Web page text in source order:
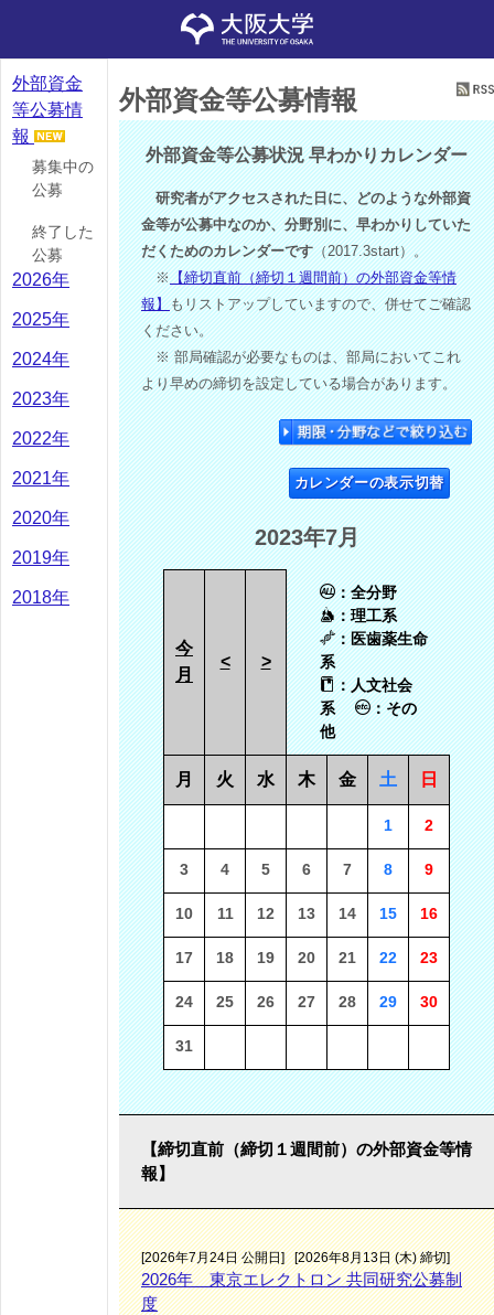
外部資金
等公募情
報
募集中の
公募
終了した
公募
2026年
2025年
2024年
2023年
2022年
2021年
2020年
2019年
2018年
外部資金等公募情報
外部資金等公募状況 早わかりカレンダー
研究者がアクセスされた日に、どのような外部資
金等が公募中なのか、分野別に、早わかりしていた
だくためのカレンダーです（2017.3start）。
※【締切直前（締切１週間前）の外部資金等情
報】もリストアップしていますので、併せてご確認
ください。
※ 部局確認が必要なものは、部局においてこれ
より早めの締切を設定している場合があります。
カレンダーの表示切替
2023年7月
今
月
< >
：全分野
：理工系
：医歯薬生命
系
：人文社会
系
：その
他
月 火 水 木 金 土 日
1 2
3 4 5 6 7 8 9
10 11 12 13 14 15 16
17 18 19 20 21 22 23
24 25 26 27 28 29 30
31
【締切直前（締切１週間前）の外部資金等情
報】
[2026年7月24日 公開日] [2026年8月13日 (木) 締切]
2026年 東京エレクトロン 共同研究公募制
度